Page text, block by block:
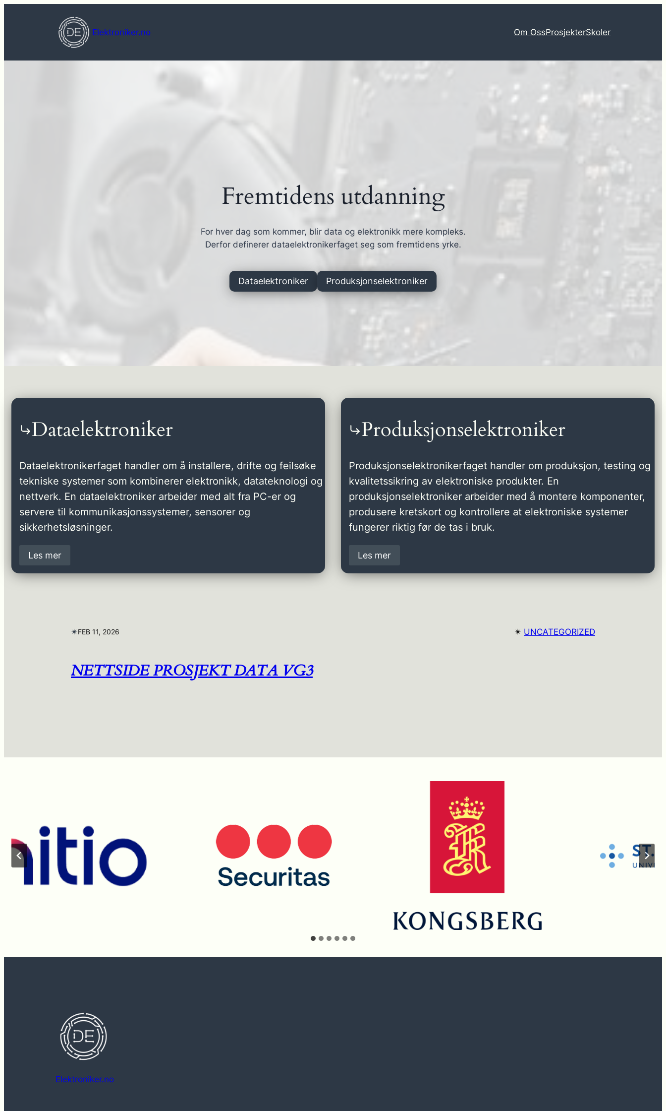
Elektroniker.no Om OssProsjekterSkoler
Fremtidens utdanning
For hver dag som kommer, blir data og elektronikk mere kompleks.
Derfor definerer dataelektronikerfaget seg som fremtidens yrke.
Dataelektroniker Produksjonselektroniker
Dataelektroniker
Dataelektronikerfaget handler om å installere, drifte og feilsøke
tekniske systemer som kombinerer elektronikk, datateknologi og
nettverk. En dataelektroniker arbeider med alt fra PC-er og
servere til kommunikasjonssystemer, sensorer og
sikkerhetsløsninger.
Les mer
Produksjonselektroniker
Produksjonselektronikerfaget handler om produksjon, testing og
kvalitetssikring av elektroniske produkter. En
produksjonselektroniker arbeider med å montere komponenter,
produsere kretskort og kontrollere at elektroniske systemer
fungerer riktig før de tas i bruk.
Les mer
✴︎FEB 11, 2026 ✴︎ UNCATEGORIZED
NETTSIDE PROSJEKT DATA VG3
Elektroniker.no